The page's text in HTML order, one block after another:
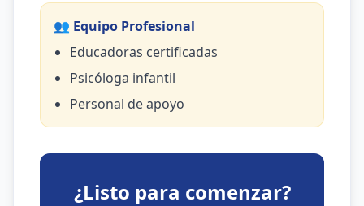
👥 Equipo Profesional
Educadoras certificadas
Psicóloga infantil
Personal de apoyo
¿Listo para comenzar?